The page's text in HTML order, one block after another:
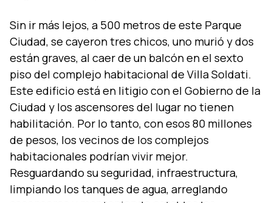
Sin ir más lejos, a 500 metros de este Parque
Ciudad, se cayeron tres chicos, uno murió y dos
están graves, al caer de un balcón en el sexto
piso del complejo habitacional de Villa Soldati.
Este edificio está en litigio con el Gobierno de la
Ciudad y los ascensores del lugar no tienen
habilitación. Por lo tanto, con esos 80 millones
de pesos, los vecinos de los complejos
habitacionales podrí­an vivir mejor.
Resguardando su seguridad, infraestructura,
limpiando los tanques de agua, arreglando